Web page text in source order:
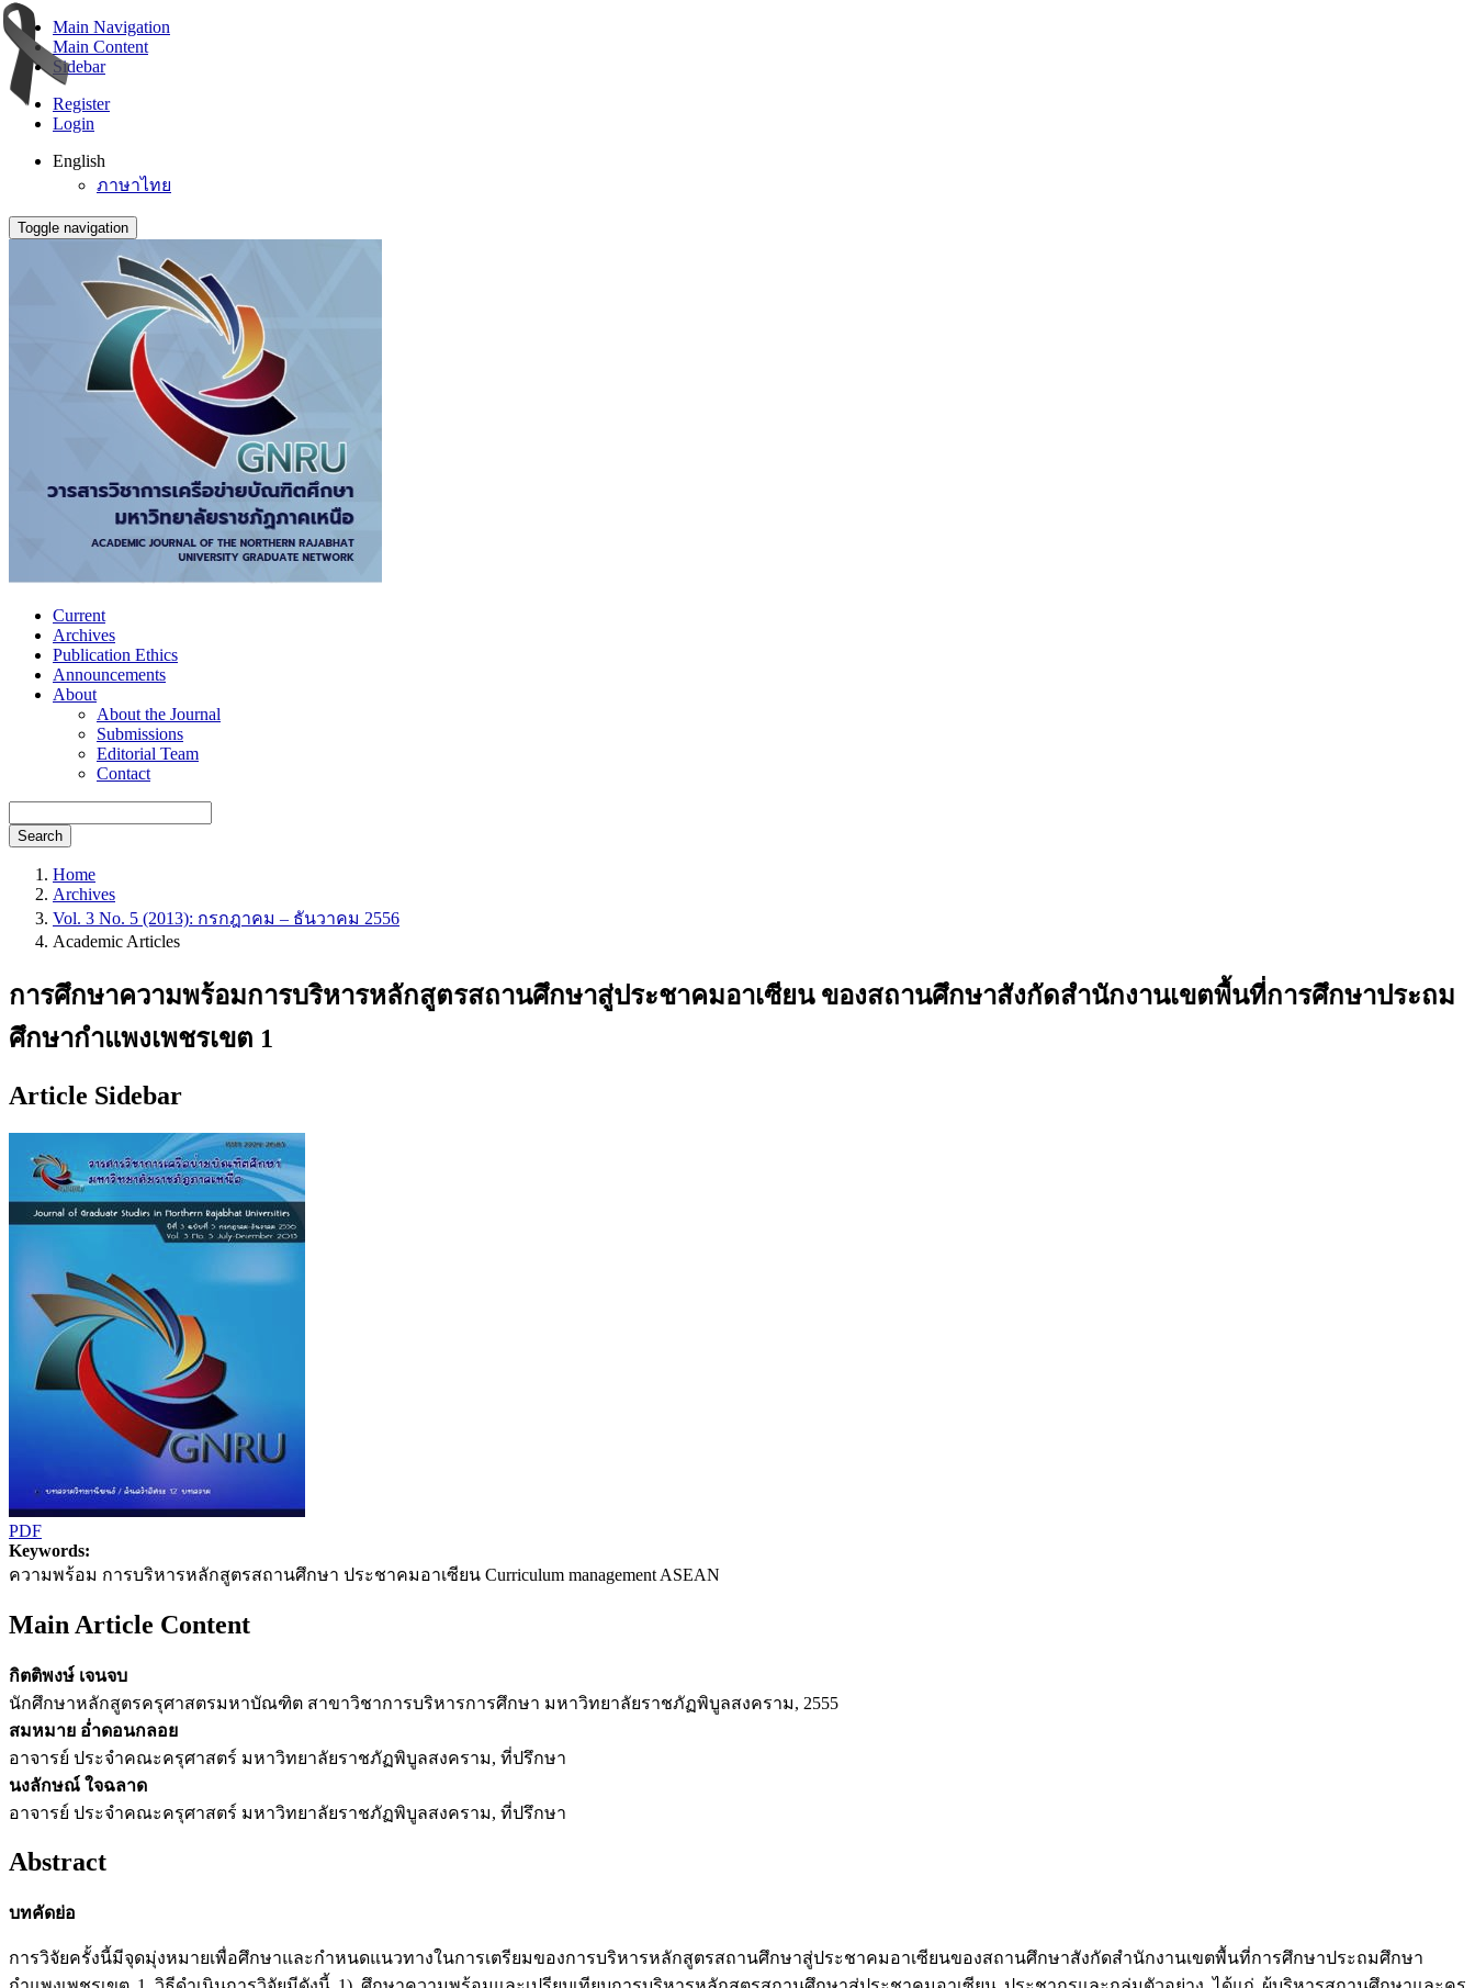
Main Navigation
Main Content
Sidebar
Register
Login
English
ภาษาไทย
Toggle navigation
Current
Archives
Publication Ethics
Announcements
About
About the Journal
Submissions
Editorial Team
Contact
Search
Home
Archives
Vol. 3 No. 5 (2013): กรกฎาคม – ธันวาคม 2556
Academic Articles
การศึกษาความพร้อมการบริหารหลักสูตรสถานศึกษาสู่ประชาคมอาเซียน ของสถานศึกษาสังกัดสำนักงานเขตพื้นที่การศึกษาประถม
ศึกษากำแพงเพชรเขต 1
Article Sidebar
PDF
Keywords:
ความพร้อม การบริหารหลักสูตรสถานศึกษา ประชาคมอาเซียน Curriculum management ASEAN
Main Article Content
กิตติพงษ์ เจนจบ
นักศึกษาหลักสูตรครุศาสตรมหาบัณฑิต สาขาวิชาการบริหารการศึกษา มหาวิทยาลัยราชภัฏพิบูลสงคราม, 2555
สมหมาย อ่ำดอนกลอย
อาจารย์ ประจำคณะครุศาสตร์ มหาวิทยาลัยราชภัฏพิบูลสงคราม, ที่ปรึกษา
นงลักษณ์ ใจฉลาด
อาจารย์ ประจำคณะครุศาสตร์ มหาวิทยาลัยราชภัฏพิบูลสงคราม, ที่ปรึกษา
Abstract
บทคัดย่อ
การวิจัยครั้งนี้มีจุดมุ่งหมายเพื่อศึกษาและกำหนดแนวทางในการเตรียมของการบริหารหลักสูตรสถานศึกษาสู่ประชาคมอาเซียนของสถานศึกษาสังกัดสำนักงานเขตพื้นที่การศึกษาประถมศึกษา